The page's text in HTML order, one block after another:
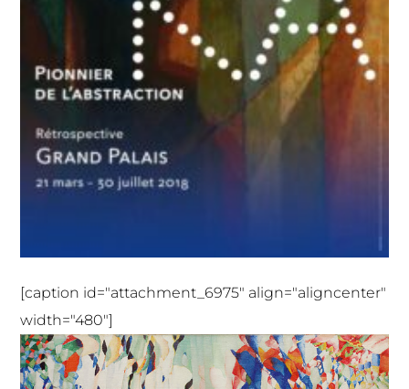
[caption id="attachment_6975" align="aligncenter"
width="480"]